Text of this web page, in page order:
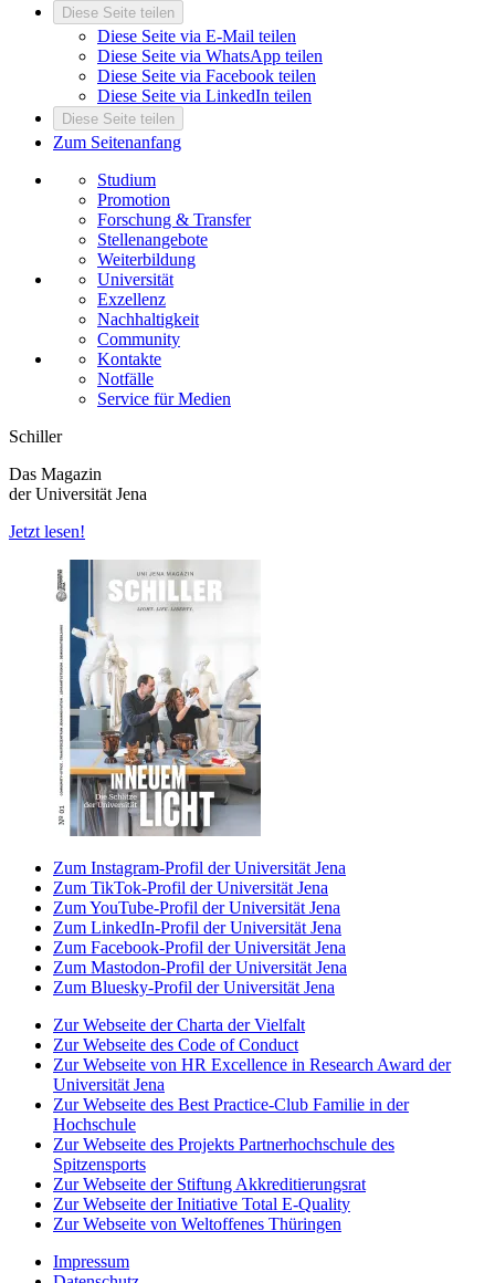
Diese Seite teilen
Diese Seite via E-Mail teilen
Diese Seite via WhatsApp teilen
Diese Seite via Facebook teilen
Diese Seite via LinkedIn teilen
Diese Seite teilen
Zum Seitenanfang
Studium
Promotion
Forschung & Transfer
Stellenangebote
Weiterbildung
Universität
Exzellenz
Nachhaltigkeit
Community
Kontakte
Notfälle
Service für Medien
Schiller
Das Magazin
der Universität Jena
Jetzt lesen!
Zum Instagram-Profil der Universität Jena
Zum TikTok-Profil der Universität Jena
Zum YouTube-Profil der Universität Jena
Zum LinkedIn-Profil der Universität Jena
Zum Facebook-Profil der Universität Jena
Zum Mastodon-Profil der Universität Jena
Zum Bluesky-Profil der Universität Jena
Zur Webseite der Charta der Vielfalt
Zur Webseite des Code of Conduct
Zur Webseite von HR Excellence in Research Award der
Universität Jena
Zur Webseite des Best Practice-Club Familie in der
Hochschule
Zur Webseite des Projekts Partnerhochschule des
Spitzensports
Zur Webseite der Stiftung Akkreditierungsrat
Zur Webseite der Initiative Total E-Quality
Zur Webseite von Weltoffenes Thüringen
Impressum